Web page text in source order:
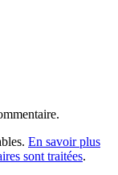
En savoir plus
sont traitées.